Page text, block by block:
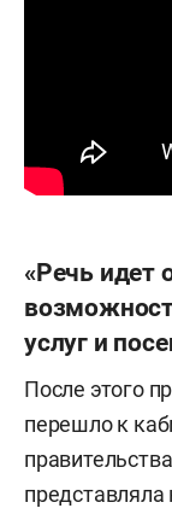
«Речь идет
услуг и
После этого
перешло к
представляла